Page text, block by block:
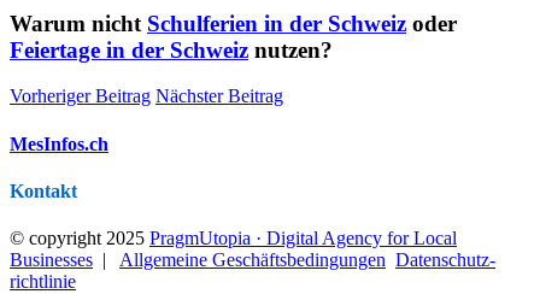
Warum nicht Schulferien in der Schweiz oder
Feiertage in der Schweiz nutzen?
Vorheriger Beitrag Nächster Beitrag
MesInfos.ch
Kontakt
© copyright 2025 PragmUtopia · Digital Agency for Local
Businesses | Allgemeine Geschäftsbedingungen Datenschutz­
richtlinie